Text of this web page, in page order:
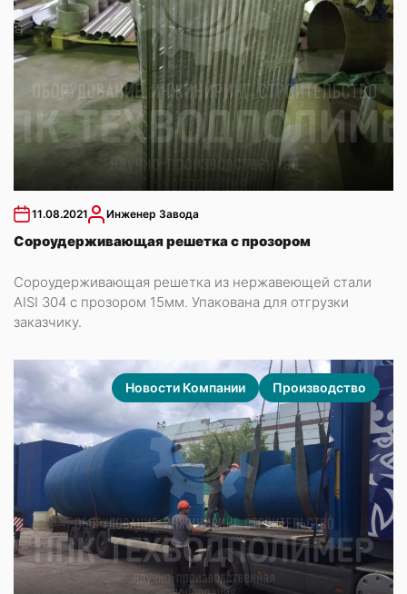
11.08.2021 Инженер Завода
Сороудерживающая решетка с прозором
Сороудерживающая решетка из нержавеющей стали
AISI 304 с прозором 15мм. Упакована для отгрузки
заказчику.
Новости Компании Производство